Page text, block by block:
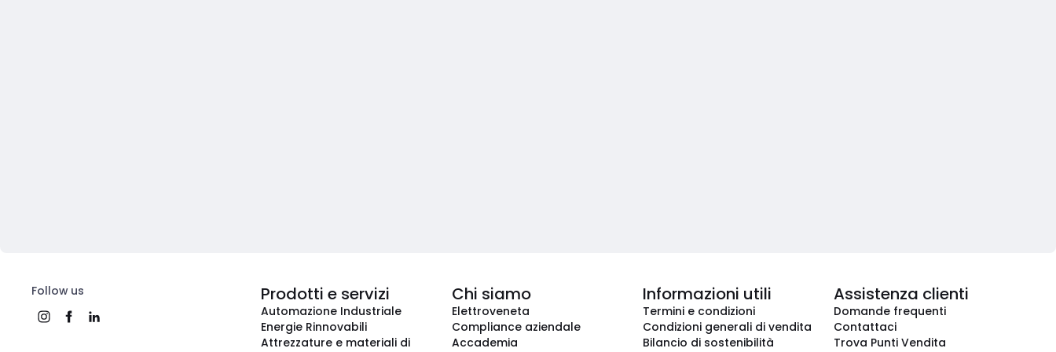
Follow us Prodotti e servizi
Automazione Industriale
Energie Rinnovabili
Attrezzature e materiali di
Chi siamo
Elettroveneta
Compliance aziendale
Accademia
Informazioni utili
Termini e condizioni
Condizioni generali di vendita
Bilancio di sostenibilità
Assistenza clienti
Domande frequenti
Contattaci
Trova Punti Vendita